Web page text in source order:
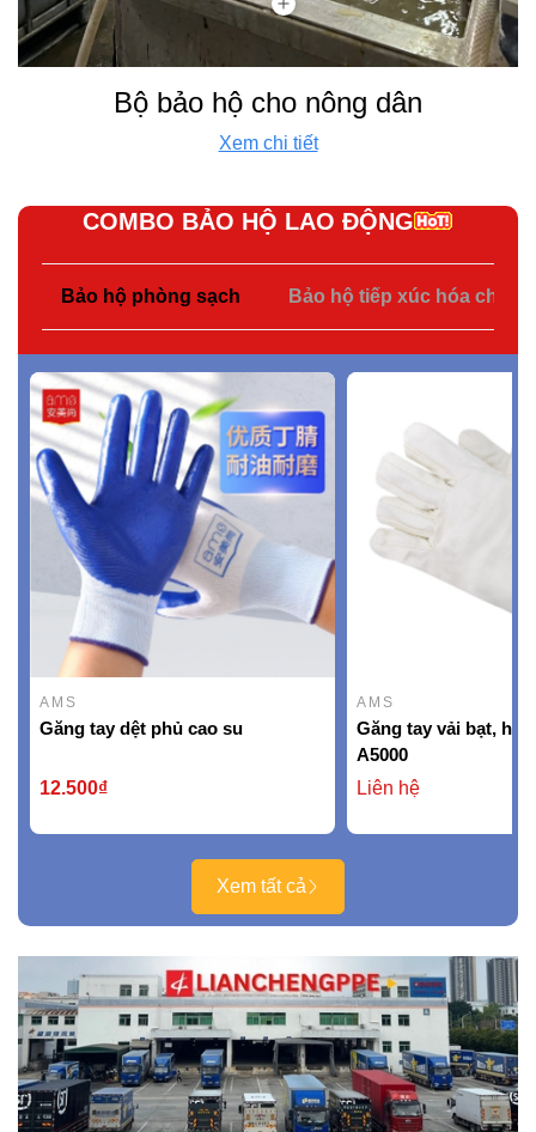
Bộ bảo hộ cho nông dân
Xem chi tiết
COMBO BẢO HỘ LAO ĐỘNG
Bảo hộ phòng sạch Bảo hộ tiếp xúc hóa chất
AMS
Găng tay dệt phủ cao su
12.500₫
AMS
Găng tay vải bạt,
A5000
Liên hệ
Xem tất cả